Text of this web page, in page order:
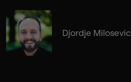
Djordje Milosevic